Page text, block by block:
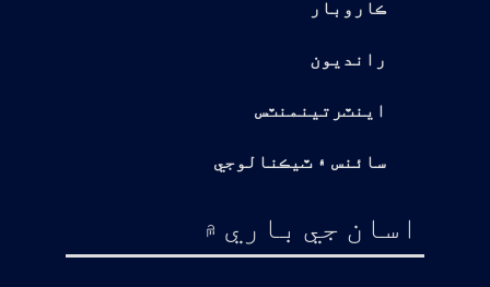
ڪاروبار
رانديون
اينٽرتينمنٽس
سائنس ۽ ٽيڪنالوجي
اسان جي باري ۾